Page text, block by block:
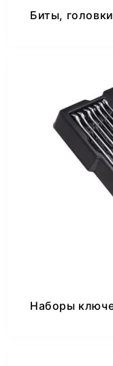
Биты,
Наборы